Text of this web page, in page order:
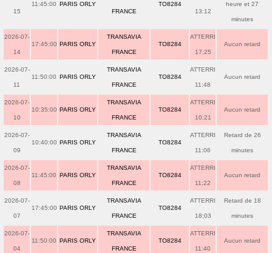
15
11:45:00 PARIS ORLY
FRANCE
TO8284
13:12
heure et 27
minutes
2026-07-
14
17:45:00 PARIS ORLY
TRANSAVIA
FRANCE
TO8284
ATTERRI
17:25
Aucun retard
2026-07-
11
11:50:00 PARIS ORLY
TRANSAVIA
FRANCE
TO8284
ATTERRI
11:48
Aucun retard
2026-07-
10
10:35:00 PARIS ORLY
TRANSAVIA
FRANCE
TO8284
ATTERRI
10:21
Aucun retard
2026-07-
09
10:40:00 PARIS ORLY
TRANSAVIA
FRANCE
TO8284
ATTERRI
11:06
Retard de 26
minutes
2026-07-
08
11:45:00 PARIS ORLY
TRANSAVIA
FRANCE
TO8284
ATTERRI
11:22
Aucun retard
2026-07-
07
17:45:00 PARIS ORLY
TRANSAVIA
FRANCE
TO8284
ATTERRI
18:03
Retard de 18
minutes
2026-07-
04
11:50:00 PARIS ORLY
TRANSAVIA
FRANCE
TO8284
ATTERRI
11:40
Aucun retard